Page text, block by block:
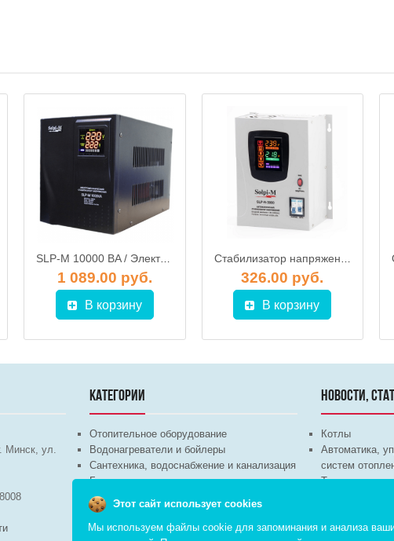
SLP-M 10000 BA / Электромехнический однофазный стабилизатор напряжения, SOLPI-M
1 089.00 руб.
В корзину
Стабилизатор напряжения Solpi-M SLP-N 3000BA
326.00 руб.
В корзину
Минск, ул.
КАТЕГОРИИ
Отопительное оборудование
Водонагреватели и бойлеры
Сантехника, водоснабжение и канализация
Бытовая техника
Вентиляционное оборудование
НОВОСТИ,
Котлы
Автоматика,
систем
Теплые полы
Этот сайт использует cookies
Мы используем файлы cookie для запоминания и анализа